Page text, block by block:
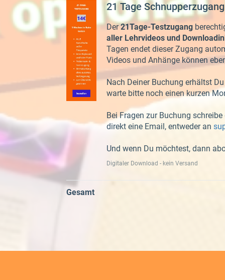
21 Tage
Der21Tage-Testzugang
aller Lehrvideos und
Tagen endet dieser Zugang
Videos und Anhänge können
Nach Deiner Buchung erhältst
warte bitte noch einen kurzen
Bei Fragen zur Buchung
direkt eine Email, entweder an
Und wenn Du möchtest, dann
Digitaler Download - kein Versand
Gesamt